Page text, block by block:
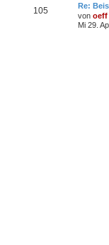
105
Re:
von oeff
Mi 29.